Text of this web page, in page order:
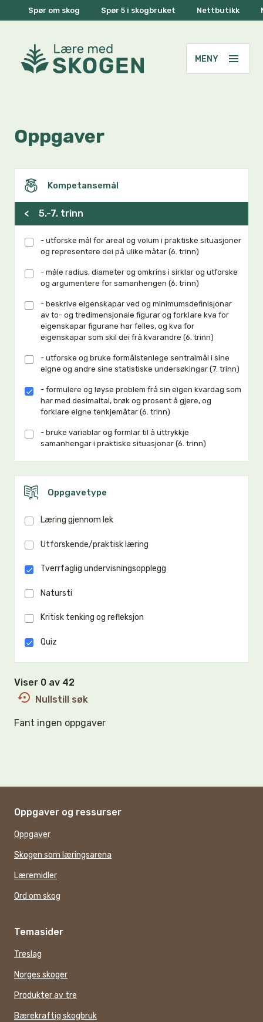
Spør om skog Spør 5 i skogbruket Nettbutikk
Oppgaver
Kompetansemål
< 5.-7. trinn
- utforske mål for areal og volum i praktiske situasjoner
og representere dei på ulike måtar (6. trinn)
- måle radius, diameter og omkrins i sirklar og utforske
og argumentere for samanhengen (6. trinn)
- beskrive eigenskapar ved og minimumsdefinisjonar
av to- og tredimensjonale figurar og forklare kva for
eigenskapar figurane har felles, og kva for
eigenskapar som skil dei frå kvarandre (6. trinn)
- utforske og bruke formålstenlege sentralmål i sine
eigne og andre sine statistiske undersøkingar (7. trinn)
- formulere og løyse problem frå sin eigen kvardag som
har med desimaltal, brøk og prosent å gjere, og
forklare eigne tenkjemåtar (6. trinn)
- bruke variablar og formlar til å uttrykkje
samanhengar i praktiske situasjonar (6. trinn)
Oppgavetype
Læring gjennom lek
Utforskende/praktisk læring
Tverrfaglig undervisningsopplegg
Natursti
Kritisk tenking og refleksjon
Quiz
Viser 0 av 42
Nullstill søk
Fant ingen oppgaver
Oppgaver og ressurser
Oppgaver
Skogen som læringsarena
Læremidler
Ord om skog
Temasider
Treslag
Norges skoger
Produkter av tre
Bærekraftig skogbruk